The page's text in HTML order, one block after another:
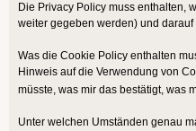
Die Privacy Policy muss enthalten,
weiter gegeben werden) und
Was die Cookie Policy enthalten
Hinweis auf die Verwendung von
müsste, was mir das bestätigt, was
Unter welchen Umständen genau